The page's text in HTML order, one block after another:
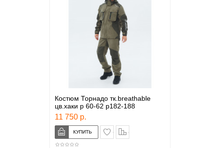
Костюм Торнадо тк.breathable
цв.хаки р 60-62 р182-188
11 750 р.
в закладки